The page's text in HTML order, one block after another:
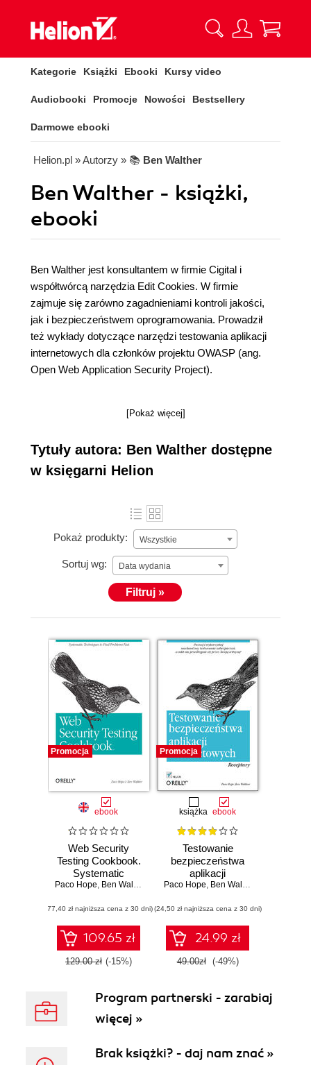
Kategorie Książki Ebooki Kursy video
Audiobooki Promocje Nowości Bestsellery
Darmowe ebooki
Helion.pl » Autorzy » 📚 Ben Walther
Ben Walther - książki,
ebooki
Ben Walther jest konsultantem w firmie Cigital i
współtwórcą narzędzia Edit Cookies. W firmie
zajmuje się zarówno zagadnieniami kontroli jakości,
jak i bezpieczeństwem oprogramowania. Prowadził
też wykłady dotyczące narzędzi testowania aplikacji
internetowych dla członków projektu OWASP (ang.
Open Web Application Security Project).
[Pokaż więcej]
Tytuły autora: Ben Walther dostępne
w księgarni Helion
Pokaż produkty: Wszystkie
Sortuj wg: Data wydania
Filtruj »
Promocja
ebook
Web Security
Testing Cookbook.
Systematic
Techniques to Find
Paco Hope, Ben Walther
(77,40 zł najniższa cena z 30 dni)
109.65 zł
129.00 zł (-15%)
Promocja
książka ebook
Testowanie
bezpieczeństwa
aplikacji
internetowych.
Paco Hope, Ben Walther
(24,50 zł najniższa cena z 30 dni)
24.99 zł
49.00zł (-49%)
Program partnerski - zarabiaj
więcej »
Brak książki? - daj nam znać »